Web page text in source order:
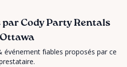
Cody Party Rentals
Ottawa
événement fiables proposés par ce